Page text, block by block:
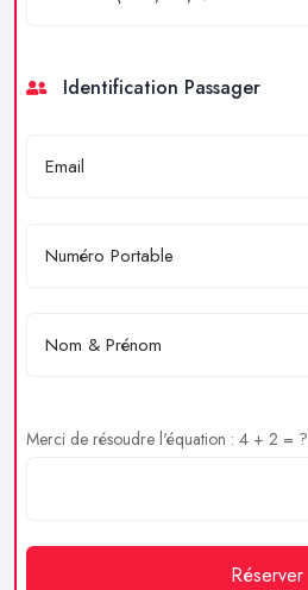
Identification Passager
Merci de résoudre l'équation : 4 + 2 = ?
Réserver